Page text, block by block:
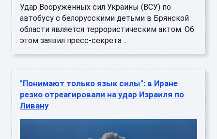
Удар Вооруженных сил Украины (ВСУ) по
автобусу с белорусскими детьми в Брянской
области является террористическим актом. Об
этом заявил пресс-секрета ...
"Понимают только язык силы": в Иране
резко отреагировали на удар Израиля по
Ливану